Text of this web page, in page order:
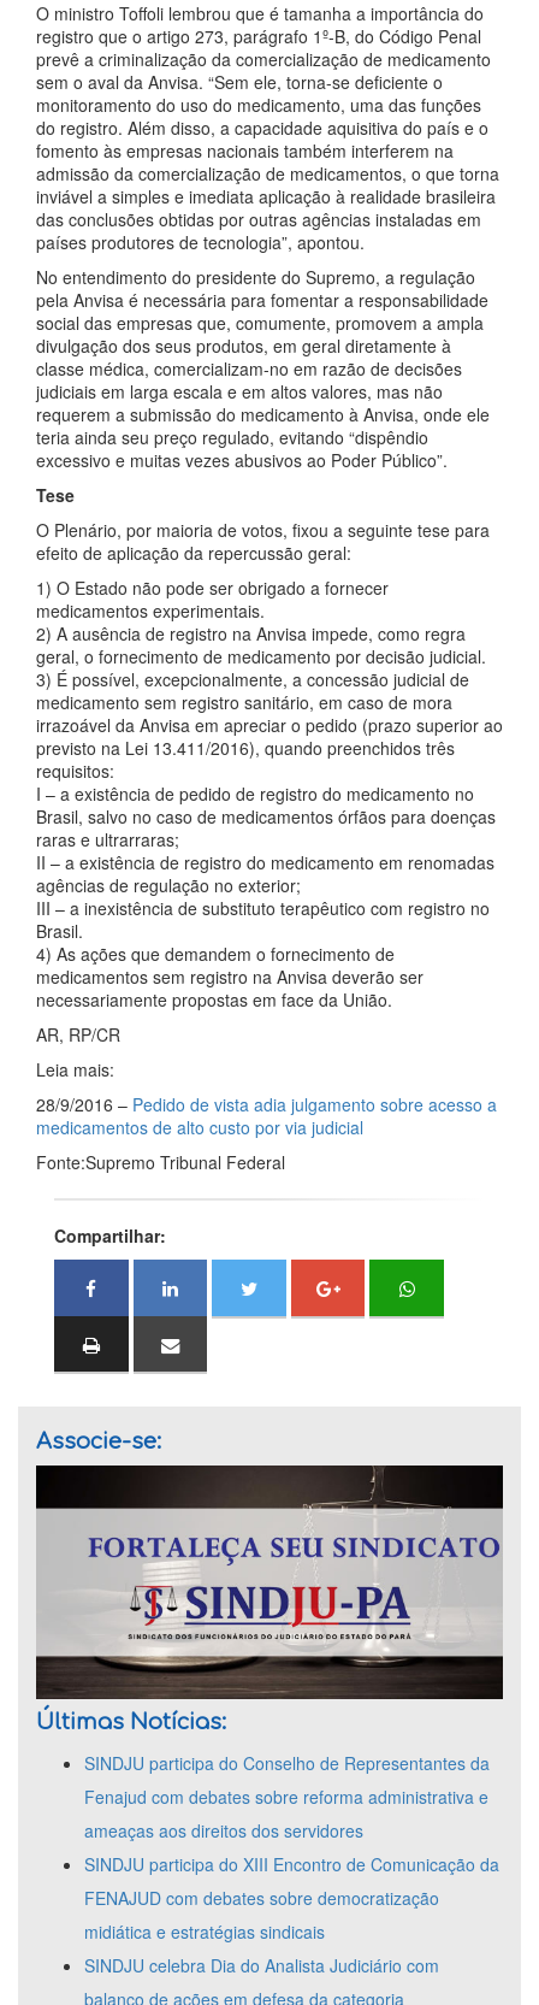
O ministro Toffoli lembrou que é tamanha a importância do
registro que o artigo 273, parágrafo 1º-B, do Código Penal
prevê a criminalização da comercialização de medicamento
sem o aval da Anvisa. “Sem ele, torna-se deficiente o
monitoramento do uso do medicamento, uma das funções
do registro. Além disso, a capacidade aquisitiva do país e o
fomento às empresas nacionais também interferem na
admissão da comercialização de medicamentos, o que torna
inviável a simples e imediata aplicação à realidade brasileira
das conclusões obtidas por outras agências instaladas em
países produtores de tecnologia”, apontou.
No entendimento do presidente do Supremo, a regulação
pela Anvisa é necessária para fomentar a responsabilidade
social das empresas que, comumente, promovem a ampla
divulgação dos seus produtos, em geral diretamente à
classe médica, comercializam-no em razão de decisões
judiciais em larga escala e em altos valores, mas não
requerem a submissão do medicamento à Anvisa, onde ele
teria ainda seu preço regulado, evitando “dispêndio
excessivo e muitas vezes abusivos ao Poder Público”.
Tese
O Plenário, por maioria de votos, fixou a seguinte tese para
efeito de aplicação da repercussão geral:
1) O Estado não pode ser obrigado a fornecer
medicamentos experimentais.
2) A ausência de registro na Anvisa impede, como regra
geral, o fornecimento de medicamento por decisão judicial.
3) É possível, excepcionalmente, a concessão judicial de
medicamento sem registro sanitário, em caso de mora
irrazoável da Anvisa em apreciar o pedido (prazo superior ao
previsto na Lei 13.411/2016), quando preenchidos três
requisitos:
I – a existência de pedido de registro do medicamento no
Brasil, salvo no caso de medicamentos órfãos para doenças
raras e ultrarraras;
II – a existência de registro do medicamento em renomadas
agências de regulação no exterior;
III – a inexistência de substituto terapêutico com registro no
Brasil.
4) As ações que demandem o fornecimento de
medicamentos sem registro na Anvisa deverão ser
necessariamente propostas em face da União.
AR, RP/CR
Leia mais:
28/9/2016 – Pedido de vista adia julgamento sobre acesso a
medicamentos de alto custo por via judicial
Fonte:Supremo Tribunal Federal
Compartilhar:
Associe-se:
Últimas Notícias:
SINDJU participa do Conselho de Representantes da
Fenajud com debates sobre reforma administrativa e
ameaças aos direitos dos servidores
SINDJU participa do XIII Encontro de Comunicação da
FENAJUD com debates sobre democratização
midiática e estratégias sindicais
SINDJU celebra Dia do Analista Judiciário com
balanço de ações em defesa da categoria